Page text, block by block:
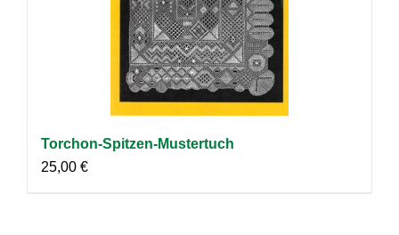
Torchon-Spitzen-Mustertuch
25,00 €